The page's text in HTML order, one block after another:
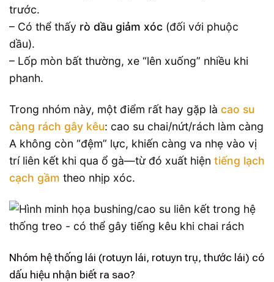
trước.
– Có thể thấy rò dầu giảm xóc (đối với phuộc
dầu).
– Lốp mòn bất thường, xe “lên xuống” nhiều khi
phanh.
Trong nhóm này, một điểm rất hay gặp là cao su
càng rách gây kêu: cao su chai/nứt/rách làm càng
A không còn “đệm” lực, khiến càng va nhẹ vào vị
trí liên kết khi qua ổ gà—từ đó xuất hiện tiếng lạch
cạch gầm theo nhịp xóc.
Nhóm hệ thống lái (rotuyn lái, rotuyn trụ, thước lái) có
dấu hiệu nhận biết ra sao?